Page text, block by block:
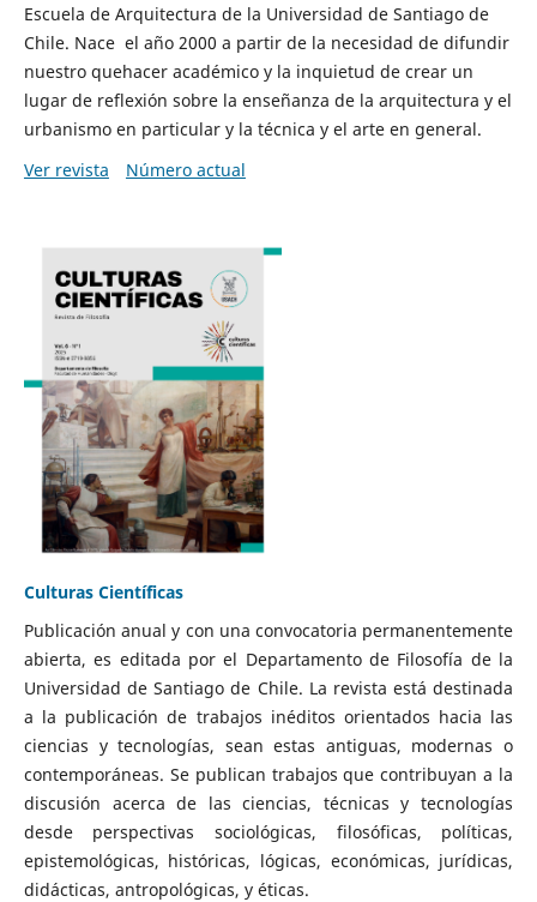
Escuela de Arquitectura de la Universidad de Santiago de
Chile. Nace el año 2000 a partir de la necesidad de difundir
nuestro quehacer académico y la inquietud de crear un
lugar de reflexión sobre la enseñanza de la arquitectura y el
urbanismo en particular y la técnica y el arte en general.
Ver revista
Número actual
Culturas Científicas
Publicación anual y con una convocatoria permanentemente
abierta, es editada por el Departamento de Filosofía de la
Universidad de Santiago de Chile. La revista está destinada
a la publicación de trabajos inéditos orientados hacia las
ciencias y tecnologías, sean estas antiguas, modernas o
contemporáneas. Se publican trabajos que contribuyan a la
discusión acerca de las ciencias, técnicas y tecnologías
desde perspectivas sociológicas, filosóficas, políticas,
epistemológicas, históricas, lógicas, económicas, jurídicas,
didácticas, antropológicas, y éticas.